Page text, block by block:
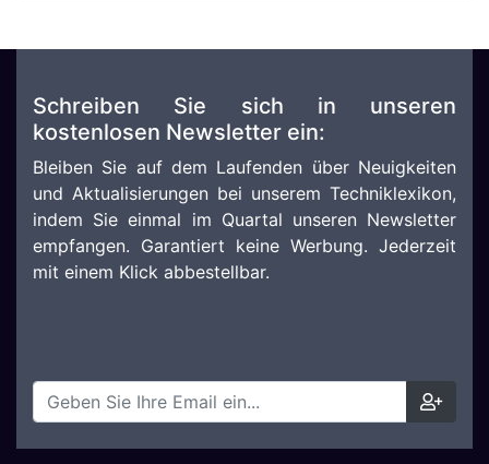
Schreiben Sie sich in unseren
kostenlosen Newsletter ein:
Bleiben Sie auf dem Laufenden über Neuigkeiten
und Aktualisierungen bei unserem Techniklexikon,
indem Sie einmal im Quartal unseren Newsletter
empfangen. Garantiert keine Werbung. Jederzeit
mit einem Klick abbestellbar.